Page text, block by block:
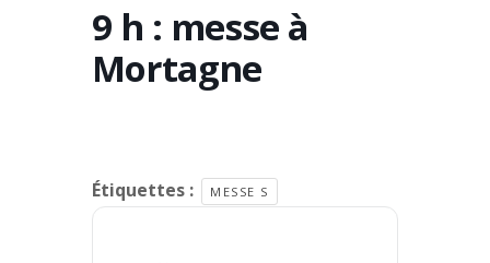
9 h : messe à
Mortagne
Étiquettes : MESSE S